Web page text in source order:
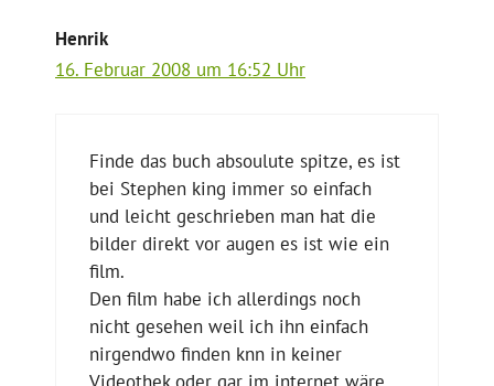
Henrik
16. Februar 2008 um 16:52 Uhr
Finde das buch absoulute spitze, es ist
bei Stephen king immer so einfach
und leicht geschrieben man hat die
bilder direkt vor augen es ist wie ein
film.
Den film habe ich allerdings noch
nicht gesehen weil ich ihn einfach
nirgendwo finden knn in keiner